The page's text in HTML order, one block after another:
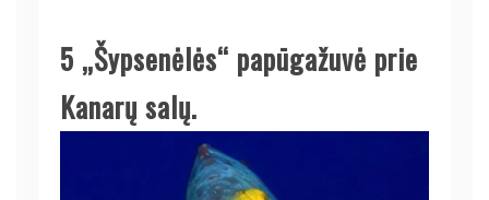
5 „Šypsenėlės“ papūgažuvė prie
Kanarų salų.